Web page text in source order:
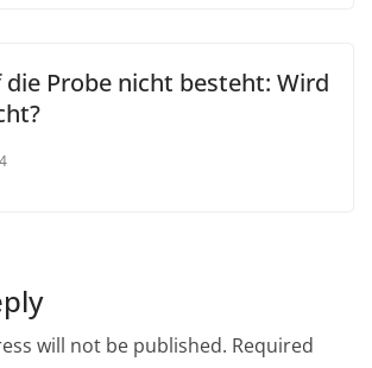
die Probe nicht besteht: Wird
will not be published. Required